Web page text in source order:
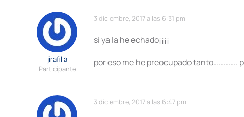
3 diciembre, 2017 a las 6:31 pm
jirafilla
Participante
si ya la he echado¡¡¡¡
por eso me he preocupado tanto…………..
3 diciembre, 2017 a las 6:47 pm